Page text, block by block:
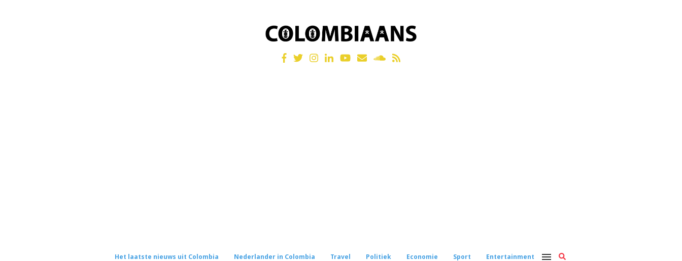
Het laatste nieuws uit Colombia Nederlander in Colombia Travel Politiek Economie Sport Entertainment